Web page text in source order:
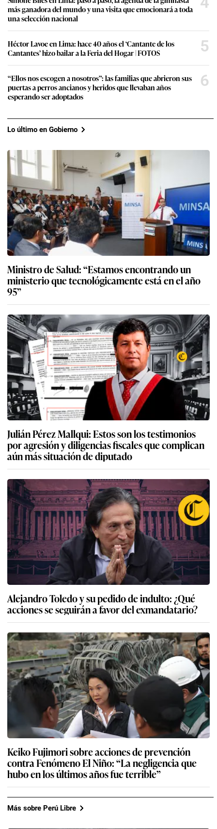
más ganadora del mundo y una visita que emocionará a toda
una selección nacional
Héctor Lavoe en Lima: hace 40 años el ‘Cantante de los
Cantantes’ hizo bailar a la Feria del Hogar | FOTOS
5
“Ellos nos escogen a nosotros”: las familias que abrieron sus
puertas a perros ancianos y heridos que llevaban años
esperando ser adoptados
6
Lo último en Gobierno
Ministro de Salud: “Estamos encontrando un
ministerio que tecnológicamente está en el año
95”
Julián Pérez Mallqui: Estos son los testimonios
por agresión y diligencias fiscales que complican
aún más situación de diputado
Alejandro Toledo y su pedido de indulto: ¿Qué
acciones se seguirán a favor del exmandatario?
Keiko Fujimori sobre acciones de prevención
contra Fenómeno El Niño: “La negligencia que
hubo en los últimos años fue terrible”
Más sobre Perú Libre